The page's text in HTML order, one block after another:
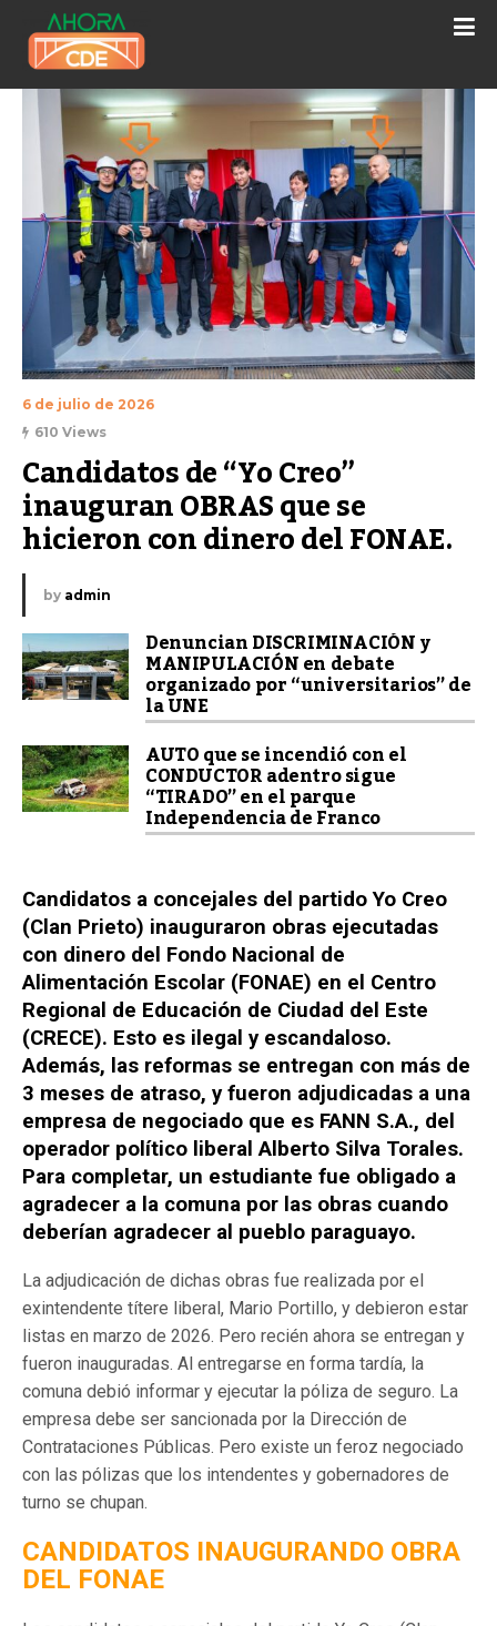
6 de julio de 2026
610 Views
Candidatos de “Yo Creo”
inauguran OBRAS que se
hicieron con dinero del FONAE.
by admin
Denuncian DISCRIMINACIÓN y
MANIPULACIÓN en debate
organizado por “universitarios” de
la UNE
AUTO que se incendió con el
CONDUCTOR adentro sigue
“TIRADO” en el parque
Independencia de Franco
Candidatos a concejales del partido Yo Creo
(Clan Prieto) inauguraron obras ejecutadas
con dinero del Fondo Nacional de
Alimentación Escolar (FONAE) en el Centro
Regional de Educación de Ciudad del Este
(CRECE). Esto es ilegal y escandaloso.
Además, las reformas se entregan con más de
3 meses de atraso, y fueron adjudicadas a una
empresa de negociado que es FANN S.A., del
operador político liberal Alberto Silva Torales.
Para completar, un estudiante fue obligado a
agradecer a la comuna por las obras cuando
deberían agradecer al pueblo paraguayo.
La adjudicación de dichas obras fue realizada por el
exintendente títere liberal, Mario Portillo, y debieron estar
listas en marzo de 2026. Pero recién ahora se entregan y
fueron inauguradas. Al entregarse en forma tardía, la
comuna debió informar y ejecutar la póliza de seguro. La
empresa debe ser sancionada por la Dirección de
Contrataciones Públicas. Pero existe un feroz negociado
con las pólizas que los intendentes y gobernadores de
turno se chupan.
CANDIDATOS INAUGURANDO OBRA
DEL FONAE